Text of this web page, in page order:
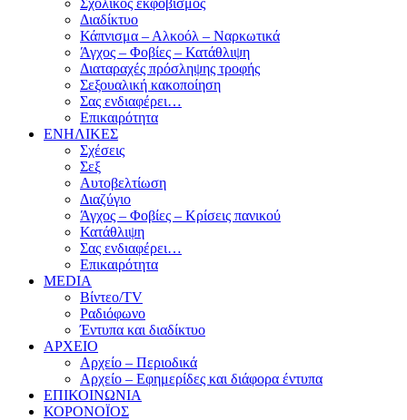
Σχολικός εκφοβισμός
Διαδίκτυο
Κάπνισμα – Αλκοόλ – Ναρκωτικά
Άγχος – Φοβίες – Κατάθλιψη
Διαταραχές πρόσληψης τροφής
Σεξουαλική κακοποίηση
Σας ενδιαφέρει…
Επικαιρότητα
ΕΝΗΛΙΚΕΣ
Σχέσεις
Σεξ
Αυτοβελτίωση
Διαζύγιο
Άγχος – Φοβίες – Κρίσεις πανικού
Κατάθλιψη
Σας ενδιαφέρει…
Επικαιρότητα
MEDIA
Βίντεο/TV
Ραδιόφωνο
Έντυπα και διαδίκτυο
ΑΡΧΕΙΟ
Αρχείο – Περιοδικά
Αρχείο – Εφημερίδες και διάφορα έντυπα
ΕΠΙΚΟΙΝΩΝΙΑ
ΚΟΡΟΝΟΪΟΣ